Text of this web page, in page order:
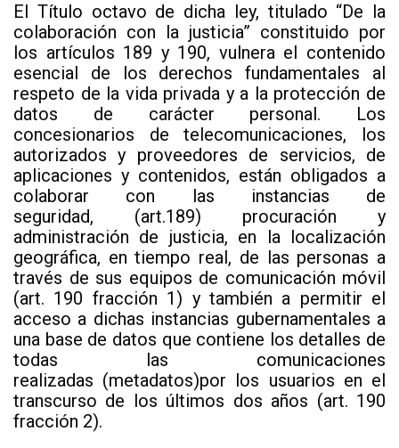
El Título octavo de dicha ley, titulado “De la
colaboración con la justicia” constituido por
los artículos 189 y 190, vulnera el contenido
esencial de los derechos fundamentales al
respeto de la vida privada y a la protección de
datos de carácter personal. Los
concesionarios de telecomunicaciones, los
autorizados y proveedores de servicios, de
aplicaciones y contenidos, están obligados a
colaborar con las instancias de
seguridad, (art.189) procuración y
administración de justicia, en la localización
geográfica, en tiempo real, de las personas a
través de sus equipos de comunicación móvil
(art. 190 fracción 1) y también a permitir el
acceso a dichas instancias gubernamentales a
una base de datos que contiene los detalles de
todas las comunicaciones
realizadas (metadatos)por los usuarios en el
transcurso de los últimos dos años (art. 190
fracción 2).